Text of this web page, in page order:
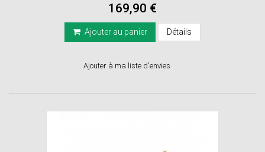
169,90 €
Ajouter au panier Détails
Ajouter à ma liste d'envies